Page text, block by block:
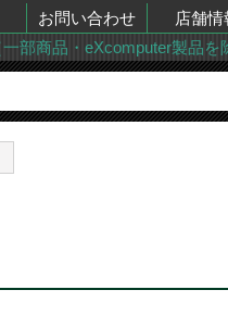
お問い合わせ 店舗情
部商品・eXcomputer製品を